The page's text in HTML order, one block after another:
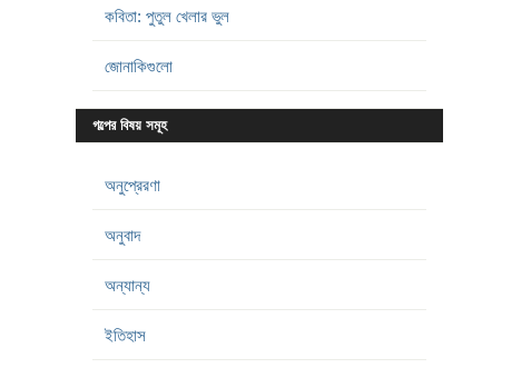
কবিতা: পুতুল খেলার ভুল
জোনাকিগুলো
গল্পের বিষয় সমূহ
অনুপ্রেরণা
অনুবাদ
অন্যান্য
ইতিহাস